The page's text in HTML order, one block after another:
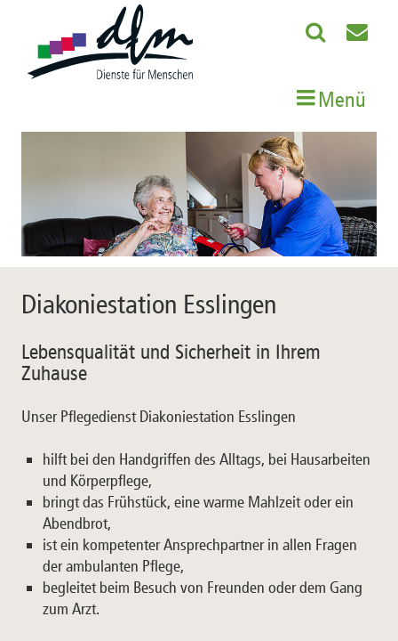
Menü
Diakoniestation Esslingen
Lebensqualität und Sicherheit in Ihrem
Zuhause
Unser Pflegedienst Diakoniestation Esslingen
hilft bei den Handgriffen des Alltags, bei Hausarbeiten
und Körperpflege,
bringt das Frühstück, eine warme Mahlzeit oder ein
Abendbrot,
ist ein kompetenter Ansprechpartner in allen Fragen
der ambulanten Pflege,
begleitet beim Besuch von Freunden oder dem Gang
zum Arzt.